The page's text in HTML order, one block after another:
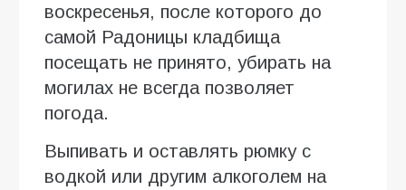
воскресенья, после которого до
самой Радоницы кладбища
посещать не принято, убирать на
могилах не всегда позволяет
погода.
Выпивать и оставлять рюмку с
водкой или другим алкоголем на